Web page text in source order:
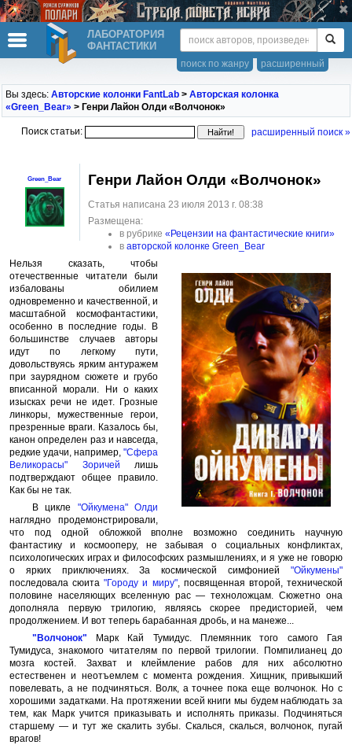
ЛАБОРАТОРИЯ
ФАНТАСТИКИ
расширенный
поиск по жанру
Вы здесь: Авторские колонки FantLab > Авторская колонка
«Green_Bear» > Генри Лайон Олди «Волчонок»
Поиск статьи: расширенный поиск »
Green_Bear Генри Лайон Олди «Волчонок»
Статья написана 23 июля 2013 г. 08:38
Размещена:
в рубрике «Рецензии на фантастические книги»
в авторской колонке Green_Bear
Нельзя сказать, чтобы
отечественные читатели были
избалованы обилием
одновременно и качественной, и
масштабной космофантастики,
особенно в последние годы. В
большинстве случаев авторы
идут по легкому пути,
довольствуясь ярким антуражем
при заурядном сюжете и грубо
вписанной морали. Ни о каких
изысках речи не идет. Грозные
линкоры, мужественные герои,
презренные враги. Казалось бы,
канон определен раз и навсегда,
редкие удачи, например, "Сфера
Великорасы"
Зоричей лишь
подтверждают общее правило.
Как бы не так.
В цикле "Ойкумена"
Олди
наглядно продемонстрировали,
что под одной обложкой вполне возможно соединить научную
фантастику и космооперу, не забывая о социальных конфликтах,
психологических играх и философских размышлениях, и я уже не говорю
о ярких приключениях. За космической симфонией "Ойкумены"
последовала сюита"Городу и миру", посвященная второй, технической
половине населяющих вселенную рас — техноложцам. Сюжетно она
дополняла первую трилогию, являясь скорее предисторией, чем
продолжением. И вот теперь барабанная дробь, и на манеже...
"Волчонок" Марк Кай Тумидус. Племянник того самого Гая
Тумидуса, знакомого читателям по первой трилогии. Помпилианец до
мозга костей. Захват и клеймление рабов для них абсолютно
естественен и неотъемлем с момента рождения. Хищник, привыкший
повелевать, а не подчиняться. Волк, а точнее пока еще волчонок. Но с
хорошими задатками. На протяжении всей книги мы будем наблюдать за
тем, как Марк учится приказывать и исполнять приказы. Подчиняться
старшему — и тут же скалить зубы. Скалься, скалься, волчонок, пугай
врагов!